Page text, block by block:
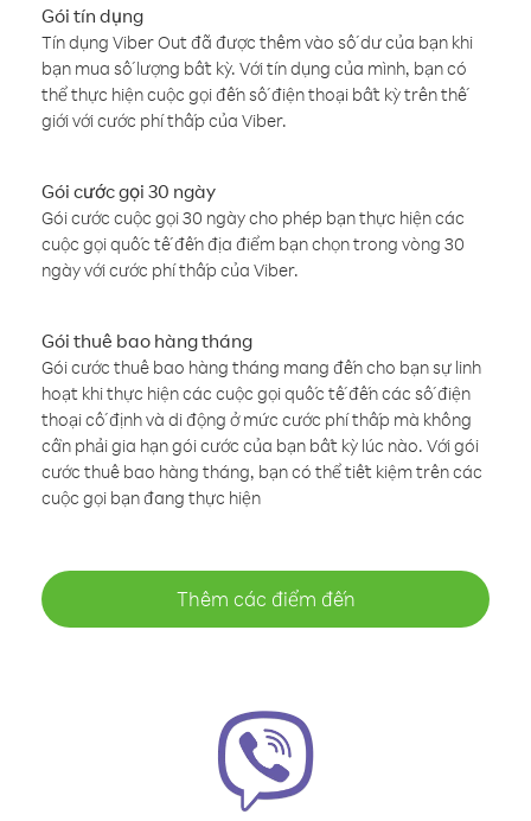
Gói tín dụng
Tín dụng Viber Out đã được thêm vào số dư của bạn khi
bạn mua số lượng bất kỳ. Với tín dụng của mình, bạn có
thể thực hiện cuộc gọi đến số điện thoại bất kỳ trên thế
giới với cước phí thấp của Viber.
Gói cước gọi 30 ngày
Gói cước cuộc gọi 30 ngày cho phép bạn thực hiện các
cuộc gọi quốc tế đến địa điểm bạn chọn trong vòng 30
ngày với cước phí thấp của Viber.
Gói thuê bao hàng tháng
Gói cước thuê bao hàng tháng mang đến cho bạn sự linh
hoạt khi thực hiện các cuộc gọi quốc tế đến các số điện
thoại cố định và di động ở mức cước phí thấp mà không
cần phải gia hạn gói cước của bạn bất kỳ lúc nào. Với gói
cước thuê bao hàng tháng, bạn có thể tiết kiệm trên các
cuộc gọi bạn đang thực hiện
Thêm các điểm đến